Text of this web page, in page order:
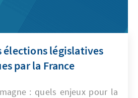
élections législatives
par la France
: quels enjeux pour la